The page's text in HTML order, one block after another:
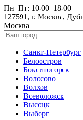
Пн–Пт: 10-00–18-00
127591, г. Москва,
Москва
Санкт-Петербург
Белоостров
Бокситогорск
Волосово
Волхов
Всеволожск
Высоцк
Выборг